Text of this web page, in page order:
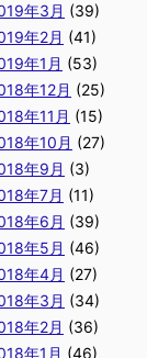
年3月 (39)
年2月 (41)
年1月 (53)
年12月 (25)
年11月 (15)
年10月 (27)
年9月 (3)
年7月 (11)
年6月 (39)
年5月 (46)
年4月 (27)
年3月 (34)
年2月 (36)
年1月 (46)